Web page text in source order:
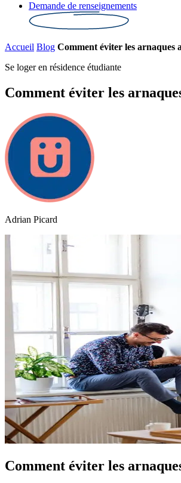
Demande de renseignements
Accueil Blog Comment éviter les arnaques
Se loger en résidence étudiante
Comment éviter les
Adrian Picard
Comment éviter les